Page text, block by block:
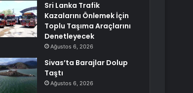
Sri Lanka Trafik
Kazalarını Önlemek İçin
Toplu Taşıma Araçlarını
Denetleyecek
Ağustos 6, 2026
Sivas’ta Barajlar Dolup
Taştı
Ağustos 6, 2026